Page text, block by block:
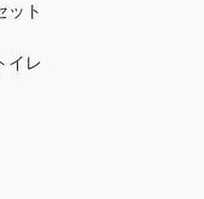
ット
イレ